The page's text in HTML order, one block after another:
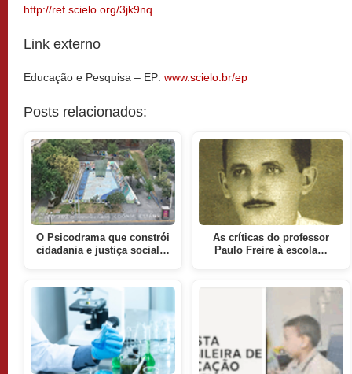
http://ref.scielo.org/3jk9nq
Link externo
Educação e Pesquisa – EP: www.scielo.br/ep
Posts relacionados:
O Psicodrama que constrói
cidadania e justiça social…
As críticas do professor
Paulo Freire à escola…